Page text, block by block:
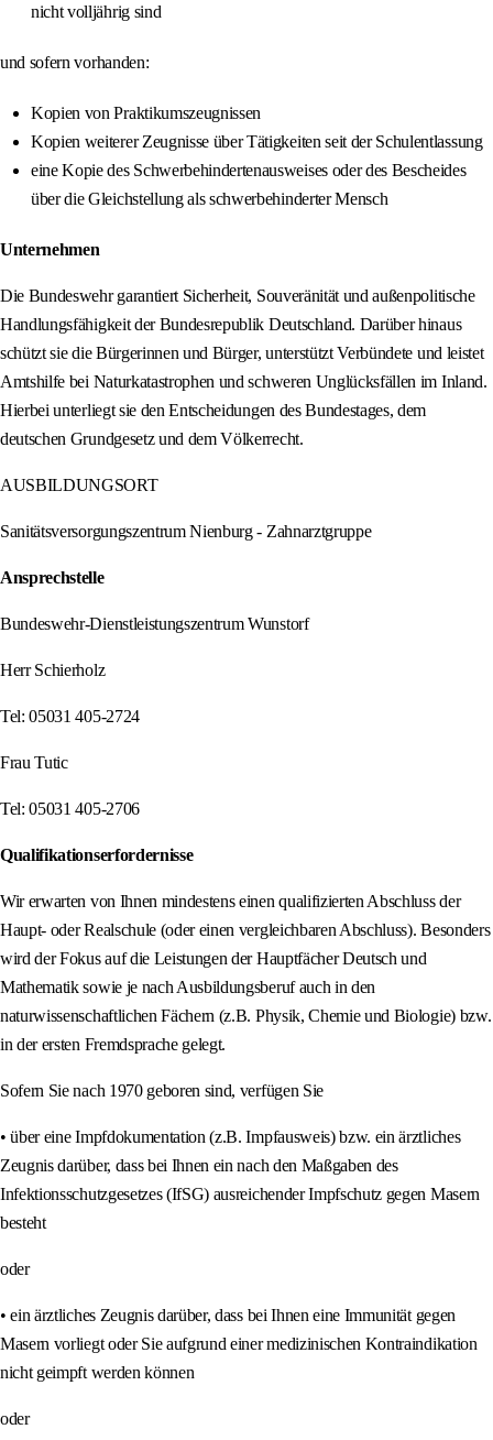
nicht volljährig sind
und sofern vorhanden:
Kopien von Praktikumszeugnissen
Kopien weiterer Zeugnisse über Tätigkeiten seit der Schulentlassung
eine Kopie des Schwerbehindertenausweises oder des Bescheides
über die Gleichstellung als schwerbehinderter Mensch
Unternehmen
Die Bundeswehr garantiert Sicherheit, Souveränität und außenpolitische
Handlungsfähigkeit der Bundesrepublik Deutschland. Darüber hinaus
schützt sie die Bürgerinnen und Bürger, unterstützt Verbündete und leistet
Amtshilfe bei Naturkatastrophen und schweren Unglücksfällen im Inland.
Hierbei unterliegt sie den Entscheidungen des Bundestages, dem
deutschen Grundgesetz und dem Völkerrecht.
AUSBILDUNGSORT
Sanitätsversorgungszentrum Nienburg - Zahnarztgruppe
Ansprechstelle
Bundeswehr-Dienstleistungszentrum Wunstorf
Herr Schierholz
Tel: 05031 405-2724
Frau Tutic
Tel: 05031 405-2706
Qualifikationserfordernisse
Wir erwarten von Ihnen mindestens einen qualifizierten Abschluss der
Haupt- oder Realschule (oder einen vergleichbaren Abschluss). Besonders
wird der Fokus auf die Leistungen der Hauptfächer Deutsch und
Mathematik sowie je nach Ausbildungsberuf auch in den
naturwissenschaftlichen Fächern (z.B. Physik, Chemie und Biologie) bzw.
in der ersten Fremdsprache gelegt.
Sofern Sie nach 1970 geboren sind, verfügen Sie
• über eine Impfdokumentation (z.B. Impfausweis) bzw. ein ärztliches
Zeugnis darüber, dass bei Ihnen ein nach den Maßgaben des
Infektionsschutzgesetzes (IfSG) ausreichender Impfschutz gegen Masern
besteht
oder
• ein ärztliches Zeugnis darüber, dass bei Ihnen eine Immunität gegen
Masern vorliegt oder Sie aufgrund einer medizinischen Kontraindikation
nicht geimpft werden können
oder